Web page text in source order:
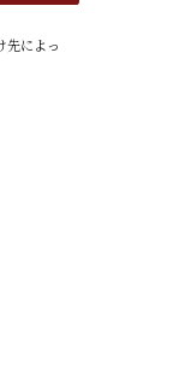
先によっ